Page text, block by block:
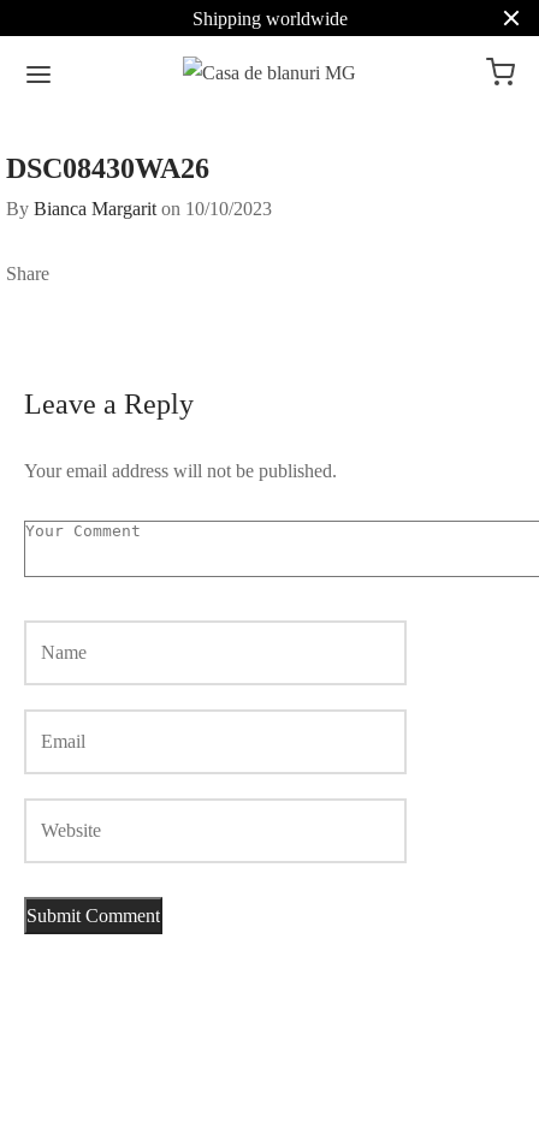
Shipping worldwide
DSC08430WA26
By Bianca Margarit on 10/10/2023
Share
Leave a Reply
Your email address will not be published.